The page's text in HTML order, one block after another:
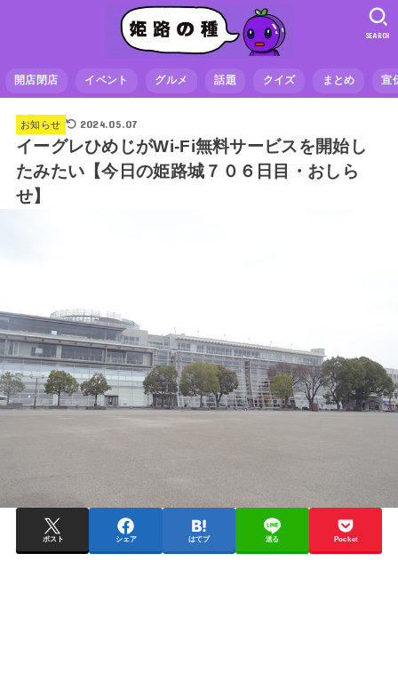
開店閉店 イベント グルメ 話題 クイズ まとめ 宣
SEARCH
お知らせ 2024.05.07
イーグレひめじがWi-Fi無料サービスを開始し
たみたい【今日の姫路城７０６日目・おしら
せ】
ポスト シェア はてブ 送る Pocket